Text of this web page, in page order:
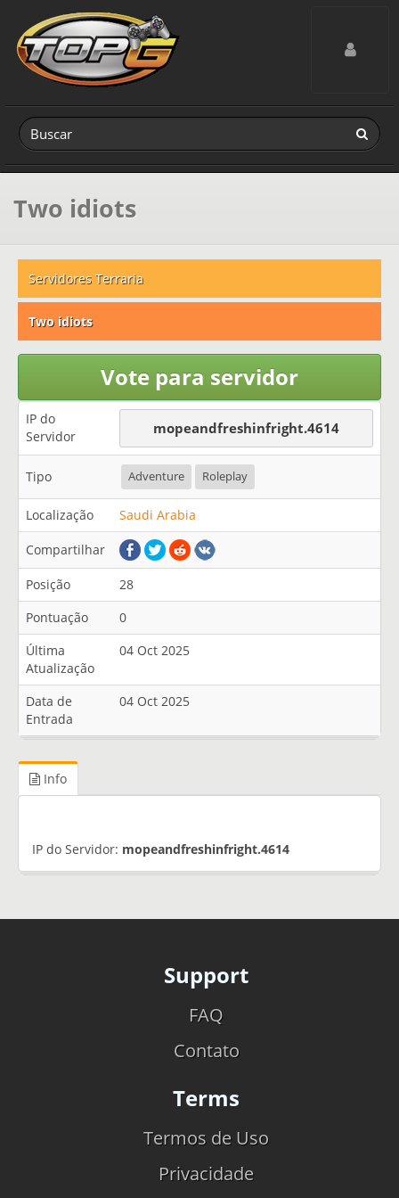
Toggle
Two idiots
Servidores Terraria
Two idiots
Vote para servidor
IP do
Servidor
mopeandfreshinfright.4614
Tipo Adventure Roleplay
Localização Saudi Arabia
Compartilhar
Posição
28
Pontuação
0
Última
Atualização
04 Oct 2025
Data de
Entrada
04 Oct 2025
Info
IP do Servidor: mopeandfreshinfright.4614
Support
FAQ
Contato
Terms
Termos de Uso
Privacidade